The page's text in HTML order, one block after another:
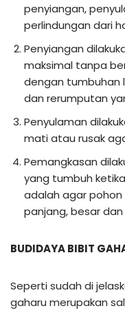
penyiangan,
perlindungan dari
Penyiangan
maksimal tanpa
dengan tumbuhan
dan rerumputan
Penyulaman
mati atau rusak
Pemangkasan
yang tumbuh
adalah agar pohon
panjang, besar dan
BUDIDAYA BIBIT
Seperti sudah di
gaharu merupakan